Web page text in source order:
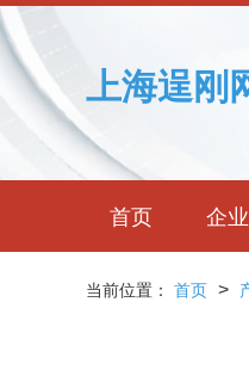
上海逞刚
首页 企
当前位置： 首页 >